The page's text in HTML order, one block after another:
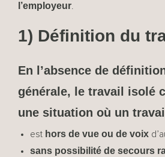
l’employeur
1) Définition du
En l’absence de
générale, le travail isolé
une situation où un
est hors de vue ou de voix
sans possibilité de secours